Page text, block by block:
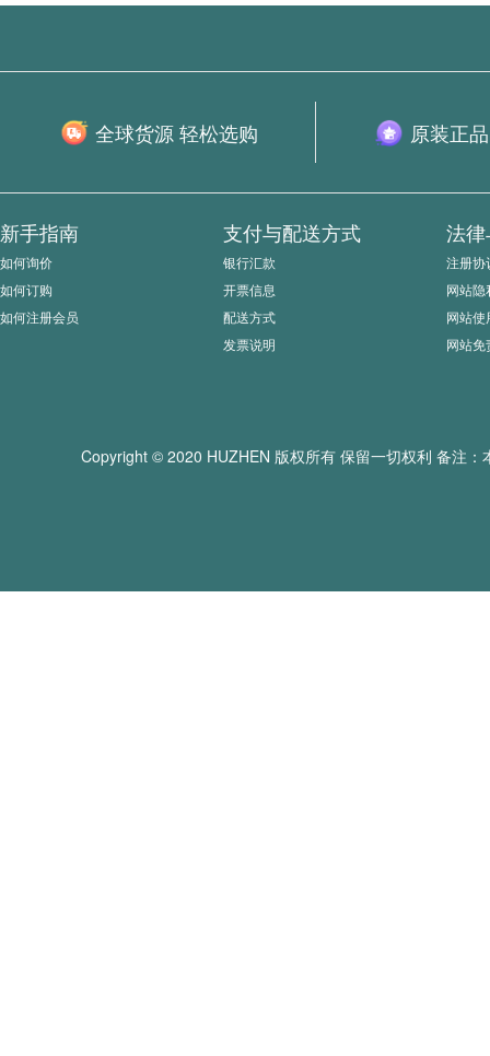
全球货源 轻松选购 原装正
新手指南
如何询价
如何订购
如何注册会员
支付与配送方式
银行汇款
开票信息
配送方式
发票说明
法
注册协
网站隐
网站使
网站免
Copyright © 2020 HUZHEN 版权所有 保留一切权利 备注